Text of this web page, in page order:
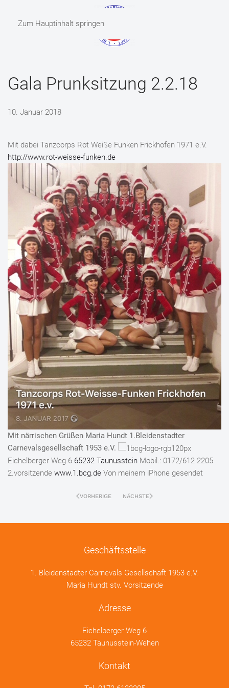
Zum Hauptinhalt springen
MENÜ
Gala Prunksitzung 2.2.18
10. Januar 2018
Mit dabei Tanzcorps Rot Weiße Funken Frickhofen 1971 e.V.
http://www.rot-weisse-funken.de
Mit närrischen Grüßen Maria Hundt 1.Bleidenstadter
Carnevalsgesellschaft 1953 e.V.
Eichelberger Weg 6 65232 Taunusstein Mobil.: 0172/612 2205
2.vorsitzende www.1.bcg.de Von meinem iPhone gesendet
VORHERIGE NÄCHSTE
Geschäftsstelle
1. Bleidenstadter Carnevals Gesellschaft 1953 e.V.
Maria Hundt stv. Vorsitzende
Adresse
Eichelberger Weg 6
65232 Taunusstein-Wehen
Kontakt